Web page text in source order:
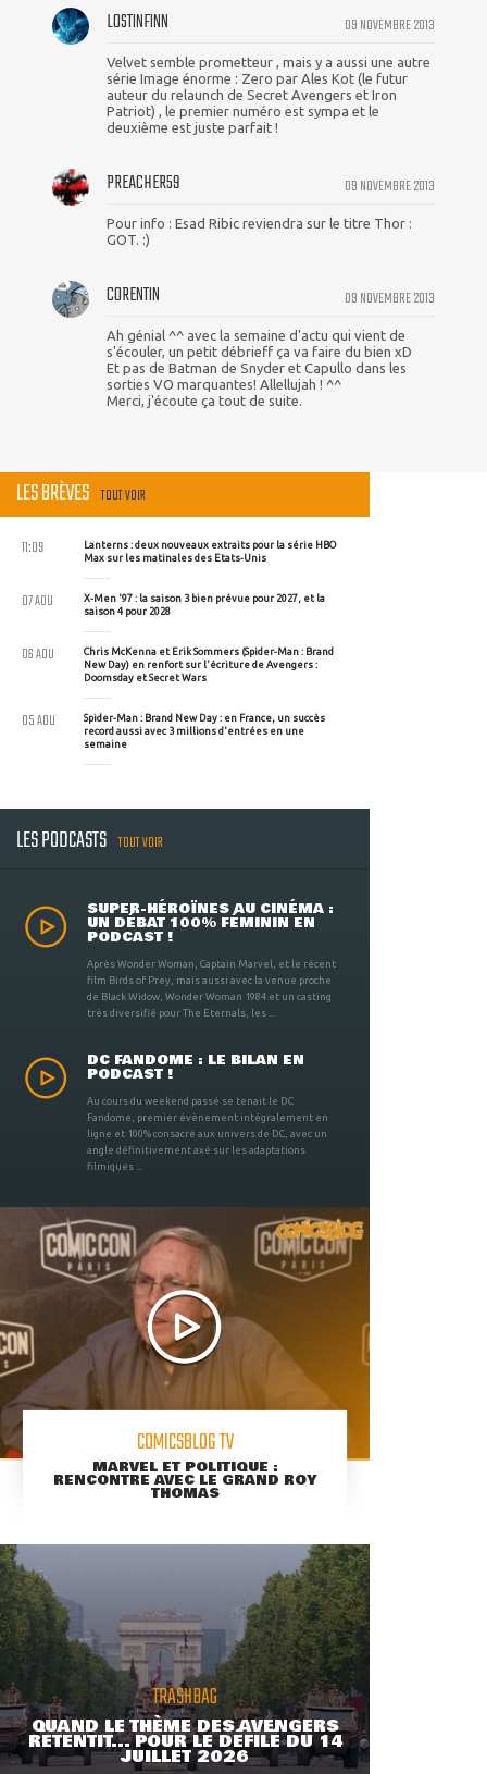
09 NOVEMBRE 2013
LOSTINFINN
Velvet semble prometteur , mais y a aussi une autre
série Image énorme : Zero par Ales Kot (le futur
auteur du relaunch de Secret Avengers et Iron
Patriot) , le premier numéro est sympa et le
deuxième est juste parfait !
09 NOVEMBRE 2013
PREACHER59
Pour info : Esad Ribic reviendra sur le titre Thor :
GOT. :)
09 NOVEMBRE 2013
CORENTIN
Ah génial ^^ avec la semaine d'actu qui vient de
s'écouler, un petit débrieff ça va faire du bien xD
Et pas de Batman de Snyder et Capullo dans les
sorties VO marquantes! Allellujah ! ^^
Merci, j'écoute ça tout de suite.
LES BRÈVES TOUT VOIR
Lanterns : deux nouveaux extraits pour la série HBO
Max sur les matinales des Etats-Unis
11:09
X-Men '97 : la saison 3 bien prévue pour 2027, et la
saison 4 pour 2028
07 AOU
Chris McKenna et Erik Sommers (Spider-Man : Brand
New Day) en renfort sur l'écriture de Avengers :
Doomsday et Secret Wars
06 AOU
Spider-Man : Brand New Day : en France, un succès
record aussi avec 3 millions d'entrées en une
semaine
05 AOU
LES PODCASTS TOUT VOIR
SUPER-HÉROÏNES AU CINÉMA :
UN DÉBAT 100% FÉMININ EN
PODCAST !
Après Wonder Woman, Captain Marvel, et le récent
film Birds of Prey, mais aussi avec la venue proche
de Black Widow, Wonder Woman 1984 et un casting
très diversifié pour The Eternals, les ...
DC FANDOME : LE BILAN EN
PODCAST !
Au cours du weekend passé se tenait le DC
Fandome, premier évènement intégralement en
ligne et 100% consacré aux univers de DC, avec un
angle définitivement axé sur les adaptations
filmiques ...
COMICSBLOG TV
MARVEL ET POLITIQUE :
RENCONTRE AVEC LE GRAND ROY
THOMAS
TRASHBAG
QUAND LE THÈME DES AVENGERS
RETENTIT... POUR LE DÉFILÉ DU 14
JUILLET 2026